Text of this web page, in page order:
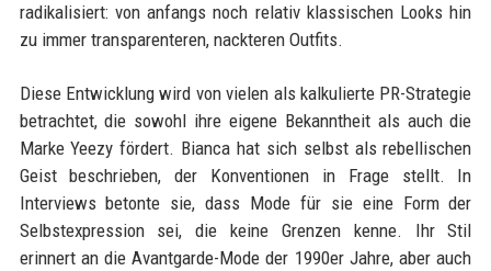
radikalisiert: von anfangs noch relativ klassischen Looks hin
zu immer transparenteren, nackteren Outfits.
Diese Entwicklung wird von vielen als kalkulierte PR-Strategie
betrachtet, die sowohl ihre eigene Bekanntheit als auch die
Marke Yeezy fördert. Bianca hat sich selbst als rebellischen
Geist beschrieben, der Konventionen in Frage stellt. In
Interviews betonte sie, dass Mode für sie eine Form der
Selbstexpression sei, die keine Grenzen kenne. Ihr Stil
erinnert an die Avantgarde-Mode der 1990er Jahre, aber auch